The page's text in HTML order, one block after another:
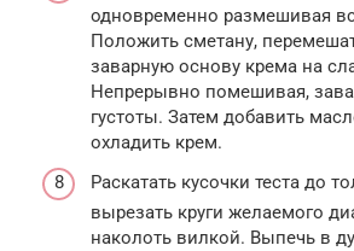
одновременно размешивая
Положить сметану,
заварную основу крема на
Непрерывно помешивая,
густоты. Затем добавить
охладить крем.
Раскатать кусочки теста до
вырезать круги желаемого
наколоть вилкой. Выпечь в